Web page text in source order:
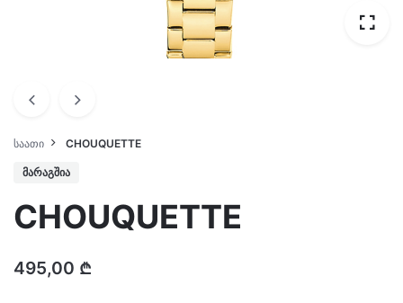
ᲡᲐᲐᲗᲘ CHOUQUETTE
ᲛᲐᲠᲐᲒᲨᲘᲐ
CHOUQUETTE
495,00 ₾